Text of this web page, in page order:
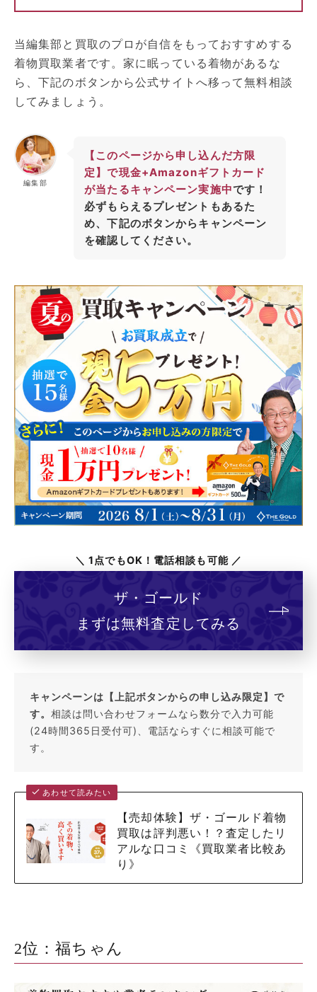
当編集部と買取のプロが自信をもっておすすめする
着物買取業者です。家に眠っている着物があるな
ら、下記のボタンから公式サイトへ移って無料相談
してみましょう。
編集部
【このページから申し込んだ方限
定】で現金+Amazonギフトカード
が当たるキャンペーン実施中です！
必ずもらえるプレゼントもあるた
め、下記のボタンからキャンペーン
を確認してください。
＼ 1点でもOK！電話相談も可能 ／
ザ・ゴールド
まずは無料査定してみる
キャンペーンは【上記ボタンからの申し込み限定】で
す。 相談は問い合わせフォームなら数分で入力可能
(24時間365日受付可)、電話ならすぐに相談可能で
す。
あわせて読みたい
【売却体験】ザ・ゴールド着物
買取は評判悪い！？査定したリ
アルな口コミ《買取業者比較あ
り》
2位：福ちゃん